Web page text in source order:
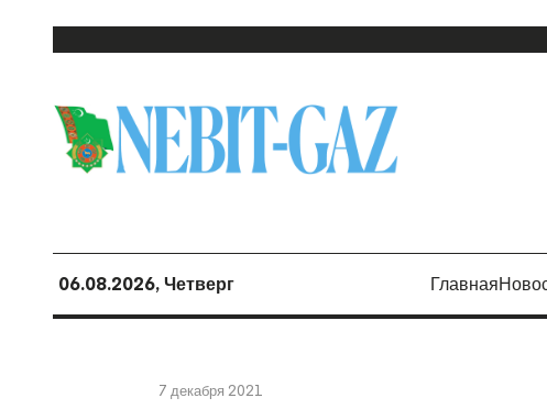
06.08.2026, Четверг Главная
7 декабря 2021